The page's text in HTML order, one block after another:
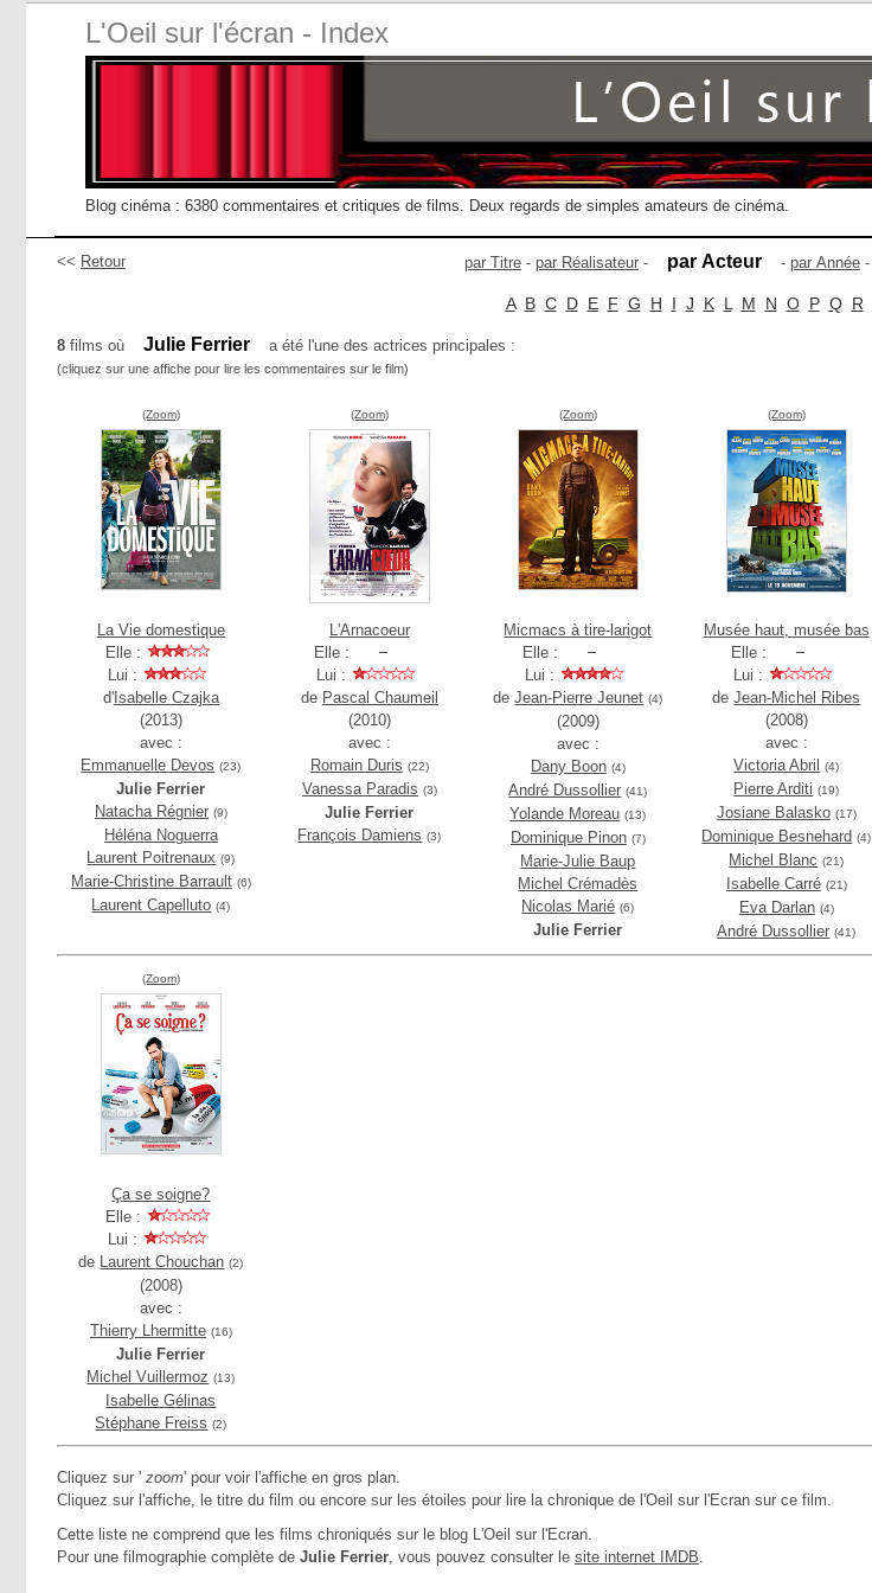
L'Oeil sur l'écran - Index
Blog cinéma : 6380 commentaires et critiques de films. Deux regards de simples amateurs de cinéma.
<< Retour par Titre - par Réalisateur - par Acteur - par Année -
A B C D E F G H I J K L M N O P Q R
8 films où Julie Ferrier a été l'une des actrices principales :
(cliquez sur une affiche pour lire les commentaires sur le film)
(Zoom)
La Vie domestique
Elle :
Lui :
d'Isabelle Czajka
(2013)
avec :
Emmanuelle Devos (23)
Julie Ferrier
Natacha Régnier (9)
Héléna Noguerra
Laurent Poitrenaux (9)
Marie-Christine Barrault (6)
Laurent Capelluto (4)
(Zoom)
L'Arnacoeur
Elle :
Lui :
de Pascal Chaumeil
(2010)
avec :
Romain Duris (22)
Vanessa Paradis (3)
Julie Ferrier
François Damiens (3)
(Zoom)
Micmacs à tire-larigot
Elle :
Lui :
deJean-Pierre Jeunet (4)
(2009)
avec :
Dany Boon (4)
André Dussollier (41)
Yolande Moreau (13)
Dominique Pinon (7)
Marie-Julie Baup
Michel Crémadès
Nicolas Marié (6)
Julie Ferrier
(Zoom)
Musée haut, musée bas
Elle :
Lui :
deJean-Michel Ribes
(2008)
avec :
Victoria Abril
(4)
Pierre Arditi (19)
Josiane Balasko (17)
Dominique Besnehard (4)
Michel Blanc (21)
Isabelle Carré (21)
Eva Darlan (4)
André Dussollier (41)
(Zoom)
Ça se soigne?
Elle :
Lui :
de Laurent Chouchan (2)
(2008)
avec :
Thierry Lhermitte (16)
Julie Ferrier
Michel Vuillermoz (13)
Isabelle Gélinas
Stéphane Freiss (2)
Cliquez sur ' zoom' pour voir l'affiche en gros plan.
Cliquez sur l'affiche, le titre du film ou encore sur les étoiles pour lire la chronique de l'Oeil sur l'Ecran sur ce film.
Cette liste ne comprend que les films chroniqués sur le blog L'Oeil sur l'Ecran.
Pour une filmographie complète de Julie Ferrier, vous pouvez consulter le site internet IMDB.